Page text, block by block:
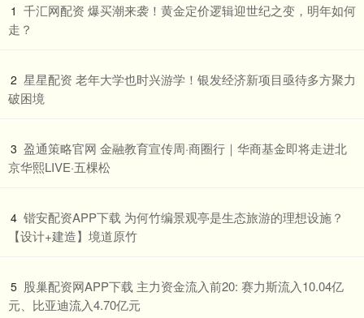
1 ​千汇网配资 爆买潮来袭！黄金定价逻辑迎世纪之变，明年如何
走？
2 ​星星配资 老年大学也时兴游学！银发经济新项目亟待多方聚力
破困境
3 ​盈通策略官网 金融教育宣传周·商圈行｜华商基金即将走进北
京华熙LIVE·五棵松
4 ​锴安配资APP下载 为何竹编景观亭是生态旅游的理想设施？
【设计+建造】境道原竹
5 ​股巢配资网APP下载 主力资金流入前20: 赛力斯流入10.04亿
元、比亚迪流入4.70亿元